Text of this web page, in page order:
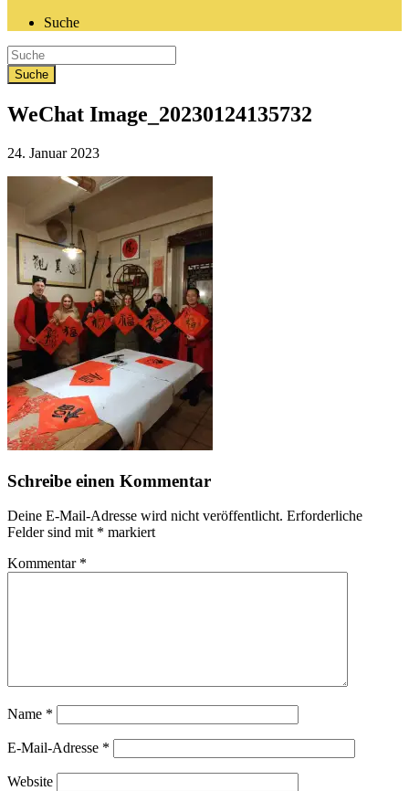
Suche
WeChat Image_20230124135732
Veröffentlicht
24. Januar 2023
Schreibe einen Kommentar
Deine E-Mail-Adresse wird nicht veröffentlicht. Erforderliche
Felder sind mit * markiert
Kommentar *
Name *
E-Mail-Adresse *
Website